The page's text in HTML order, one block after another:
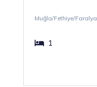
Muğla/Fethiye/Faralya
1